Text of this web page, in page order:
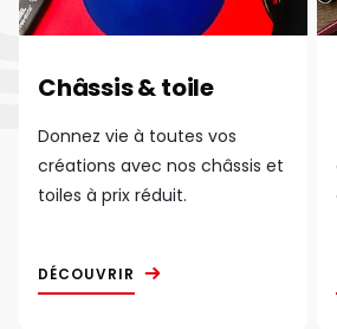
Châssis & toile
Donnez vie à toutes vos
créations avec nos châssis et
toiles à prix réduit.
DÉCOUVRIR